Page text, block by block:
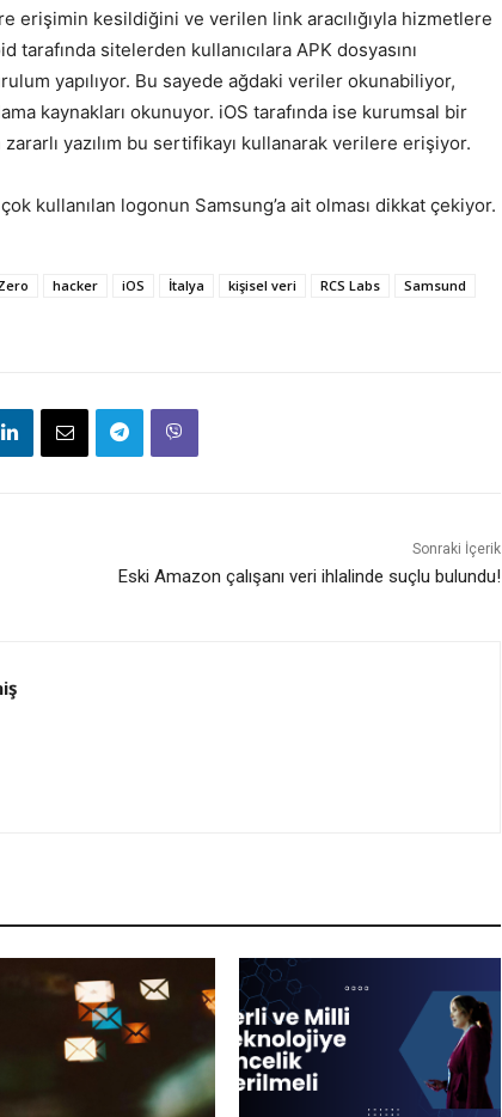
erişimin kesildiğini ve verilen link aracılığıyla hizmetlere
sitelerden kullanıcılara APK dosyasını
yapılıyor. Bu sayede ağdaki veriler okunabiliyor,
kaynakları okunuyor. iOS tarafında ise kurumsal bir
yazılım bu sertifikayı kullanarak verilere erişiyor.
kullanılan logonun Samsung’a ait olması dikkat çekiyor.
hacker iOS İtalya kişisel veri RCS Labs
Samsund
Sonraki İçerik
Eski Amazon çalışanı veri ihlalinde suçlu bulundu!